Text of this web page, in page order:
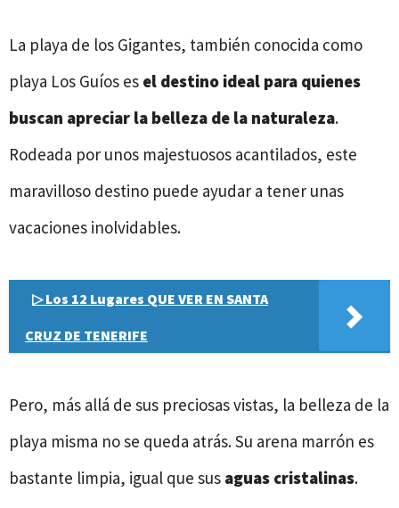
La playa de los Gigantes, también conocida como
playa Los Guíos es el destino ideal para quienes
buscan apreciar la belleza de la naturaleza.
Rodeada por unos majestuosos acantilados, este
maravilloso destino puede ayudar a tener unas
vacaciones inolvidables.
▷ Los 12 Lugares QUE VER EN SANTA
CRUZ DE TENERIFE
Pero, más allá de sus preciosas vistas, la belleza de la
playa misma no se queda atrás. Su arena marrón es
bastante limpia, igual que sus aguas cristalinas.